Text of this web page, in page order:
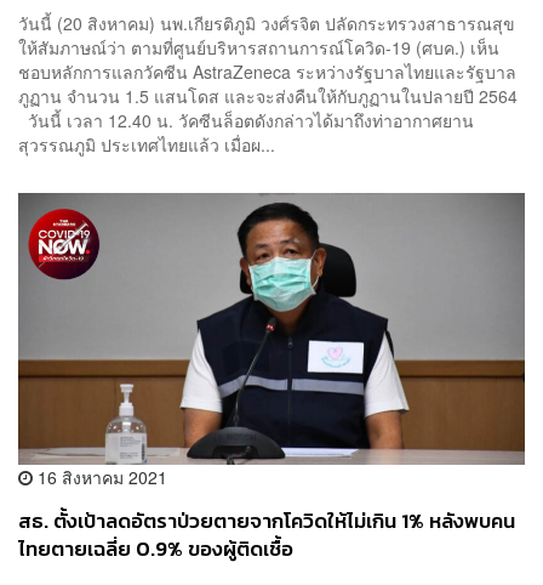
วันนี้ (20 สิงหาคม) นพ.เกียรติภูมิ วงศ์รจิต ปลัดกระทรวงสาธารณสุข
ให้สัมภาษณ์ว่า ตามที่ศูนย์บริหารสถานการณ์โควิด-19 (ศบค.) เห็น
ชอบหลักการแลกวัคซีน AstraZeneca ระหว่างรัฐบาลไทยและรัฐบาล
ภูฏาน จำนวน 1.5 แสนโดส และจะส่งคืนให้กับภูฏานในปลายปี 2564
วันนี้ เวลา 12.40 น. วัคซีนล็อตดังกล่าวได้มาถึงท่าอากาศยาน
สุวรรณภูมิ ประเทศไทยแล้ว เมื่อผ...
16 สิงหาคม 2021
สธ. ตั้งเป้าลดอัตราป่วยตายจากโควิดให้ไม่เกิน 1% หลังพบคน
ไทยตายเฉลี่ย 0.9% ของผู้ติดเชื้อ